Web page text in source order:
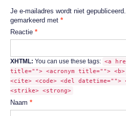
Je e-mailadres wordt niet gepubliceerd.
gemarkeerd met *
Reactie *
XHTML: You can use these tags: <a
title=""> <acronym title="">
<cite> <code> <del datetime="">
<strike> <strong>
Naam *